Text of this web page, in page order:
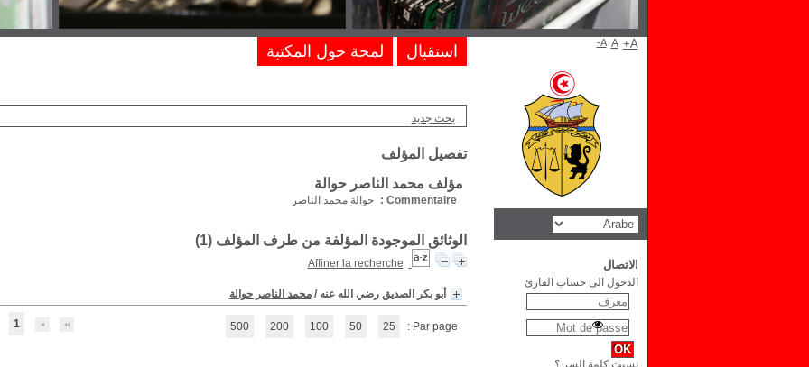
بحث جديد
تفصيل المؤلف
مؤلف محمد الناصر حوالة
Commentaire : حوالة محمد الناصر
الوثائق الموجودة المؤلفة من طرف المؤلف (1
)
Affiner la recherche
أبو بكر الصديق رضي الله عنه /محمد الناصر حوالة
1 Par page :
25
50
100
200
500
استقبال لمحة حول المكتبة A- A A+
الاتصال
الدخول الى حساب القارئ
نسيت كلمة السر ؟